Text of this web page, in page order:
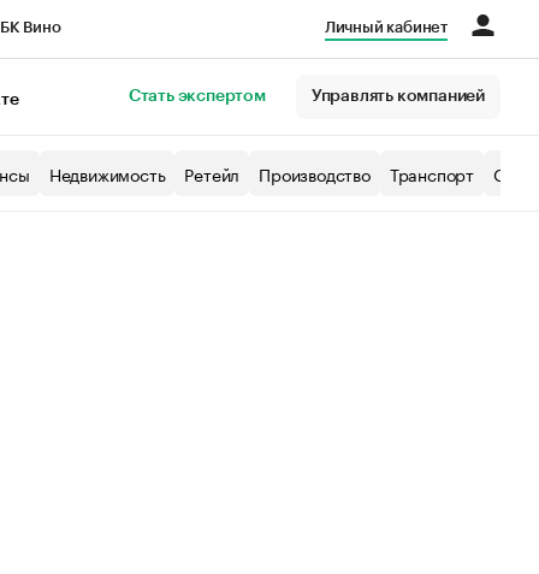
Вино Личный кабинет
Стать экспертом Управлять компанией
Недвижимость Ретейл Производство Транспорт